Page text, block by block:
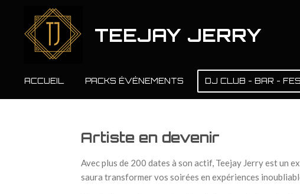
contenu
principal
TEEJAY JERRY
ACCUEIL PACKS ÉVÉNEMENTS DJ CLUB - BAR -
Artiste en devenir
Avec plus de 200 dates à son actif, Teejay Jerry est un
saura transformer vos soirées en expériences